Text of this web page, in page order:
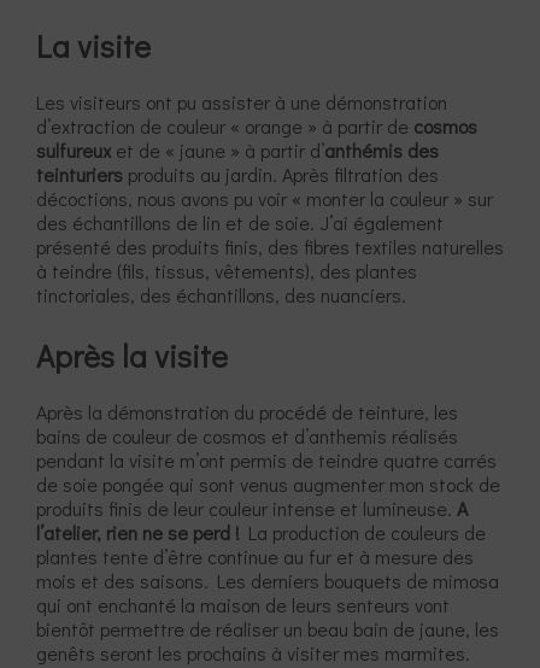
La visite
Les visiteurs ont pu assister à une démonstration
d’extraction de couleur « orange » à partir de cosmos
sulfureuxet de « jaune » à partir d’anthémis des
teinturiers produits au jardin. Après filtration des
décoctions, nous avons pu voir « monter la couleur » sur
des échantillons de lin et de soie. J’ai également
présenté des produits finis, des fibres textiles naturelles
à teindre (fils, tissus, vêtements), des plantes
tinctoriales, des échantillons, des nuanciers.
Après la visite
Après la démonstration du procédé de teinture, les
bains de couleur de cosmos et d’anthemis réalisés
pendant la visite m’ont permis de teindre quatre carrés
de soie pongée qui sont venus augmenter mon stock de
produits finis de leur couleur intense et lumineuse. A
l’atelier, rien ne se perd ! La production de couleurs de
plantes tente d’être continue au fur et à mesure des
mois et des saisons. Les derniers bouquets de mimosa
qui ont enchanté la maison de leurs senteurs vont
bientôt permettre de réaliser un beau bain de jaune, les
genêts seront les prochains à visiter mes marmites.